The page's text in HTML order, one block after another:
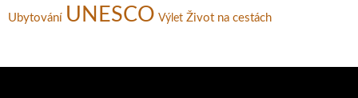
Ubytování UNESCO Výlet Život na cestách